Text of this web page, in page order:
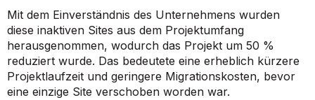
Mit dem Einverständnis des Unternehmens wurden
diese inaktiven Sites aus dem Projektumfang
herausgenommen, wodurch das Projekt um 50 %
reduziert wurde. Das bedeutete eine erheblich kürzere
Projektlaufzeit und geringere Migrationskosten, bevor
eine einzige Site verschoben worden war.